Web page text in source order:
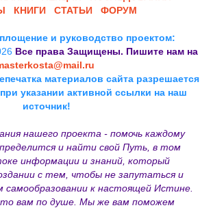
КНИГИ СТАТЬИ ФОРУМ
и руководство проектом:
Все права Защищены. Пишите нам на
материалов сайта разрешается
указании активной ссылки на наш
источник!
нашего проекта - помочь каждому
и найти свой Путь, в том
информации и знаний, который
с тем, чтобы не запутаться и
самообразовании к настоящей Истине.
вам по душе. Мы же вам поможем